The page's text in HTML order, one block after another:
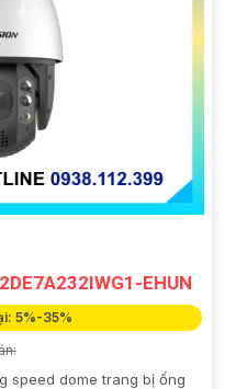
EHUN
5%-35%
speed dome trang bị ống